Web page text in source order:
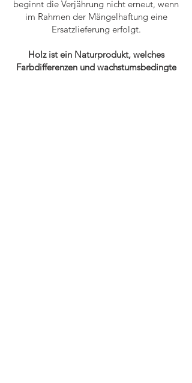
beginnt die Verjährung nicht erneut, wenn
im Rahmen der Mängelhaftung eine
Ersatzlieferung erfolgt.
Holz ist ein Naturprodukt, welches
Farbdifferenzen und wachstumsbedingte